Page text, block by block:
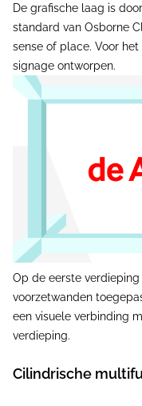
De grafische laag is
standard van Osborne
sense of place. Voor
signage ontworpen.
Op de eerste
voorzetwanden
een visuele verbinding
verdieping.
Cilindrische